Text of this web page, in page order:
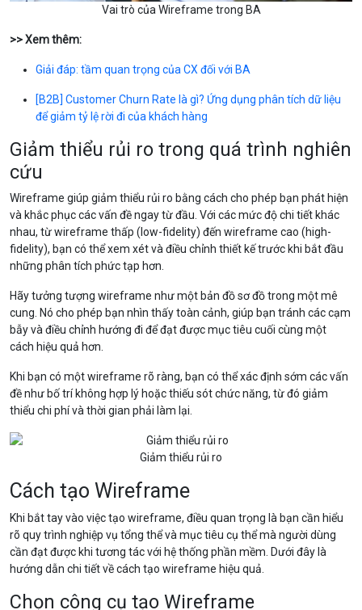
Vai trò của Wireframe trong BA
>> Xem thêm:
Giải đáp: tầm quan trọng của CX đối với BA
[B2B] Customer Churn Rate là gì? Ứng dụng phân tích dữ liệu
để giảm tỷ lệ rời đi của khách hàng
Giảm thiểu rủi ro trong quá trình nghiên
cứu
Wireframe giúp giảm thiểu rủi ro bằng cách cho phép bạn phát hiện
và khắc phục các vấn đề ngay từ đầu. Với các mức độ chi tiết khác
nhau, từ wireframe thấp (low-fidelity) đến wireframe cao (high-
fidelity), bạn có thể xem xét và điều chỉnh thiết kế trước khi bắt đầu
những phân tích phức tạp hơn.
Hãy tưởng tượng wireframe như một bản đồ sơ đồ trong một mê
cung. Nó cho phép bạn nhìn thấy toàn cảnh, giúp bạn tránh các cạm
bẫy và điều chỉnh hướng đi để đạt được mục tiêu cuối cùng một
cách hiệu quả hơn.
Khi bạn có một wireframe rõ ràng, bạn có thể xác định sớm các vấn
đề như bố trí không hợp lý hoặc thiếu sót chức năng, từ đó giảm
thiểu chi phí và thời gian phải làm lại.
Giảm thiểu rủi ro
Cách tạo Wireframe
Khi bắt tay vào việc tạo wireframe, điều quan trọng là bạn cần hiểu
rõ quy trình nghiệp vụ tổng thể và mục tiêu cụ thể mà người dùng
cần đạt được khi tương tác với hệ thống phần mềm. Dưới đây là
hướng dẫn chi tiết về cách tạo wireframe hiệu quả.
Chọn công cụ tạo Wireframe